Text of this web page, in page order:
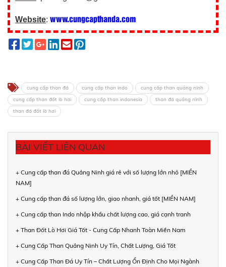
Website: www.cungcapthanda.com
cung cấp than đá cung cấp than indo
cung cấp than quảng ninh
cung cấp than đốt lò hơi
cung cấp than indonesia
than đá quảng ninh
than đá đốt lò hơi
BÀI VIẾT LIÊN QUAN
+ Cung cấp than đá Quảng Ninh giá rẻ với số lượng lớn nhỏ [MIỀN
NAM]
+ Cung cấp than đá số lượng lớn, giao nhanh, giá tốt [MIỀN NAM]
+ Cung cấp than Indo nhập khẩu chất lượng cao, giá cạnh tranh
+ Than Đốt Lò Hơi Giá Tốt - Cung Cấp Nhanh Toàn Miền Nam
+ Cung Cấp Than Quảng Ninh Uy Tín, Chất Lượng, Giá Tốt
+ Cung Cấp Than Đá Uy Tín – Chất Lượng Ổn Định Cho Mọi Ngành